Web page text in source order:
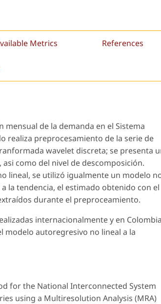
Metrics References
de la demanda en el Sistema
realiza preprocesamiento de la serie de
wavelet discreta; se presenta
como del nivel de descomposición.
lineal, se utilizó igualmente un modelo
la tendencia, el estimado obtenido con el
durante el preproceamiento.
internacionalmente y en
modelo autoregresivo no lineal a la
for the National Interconnected System
using a Multiresolution Analysis (MRA)